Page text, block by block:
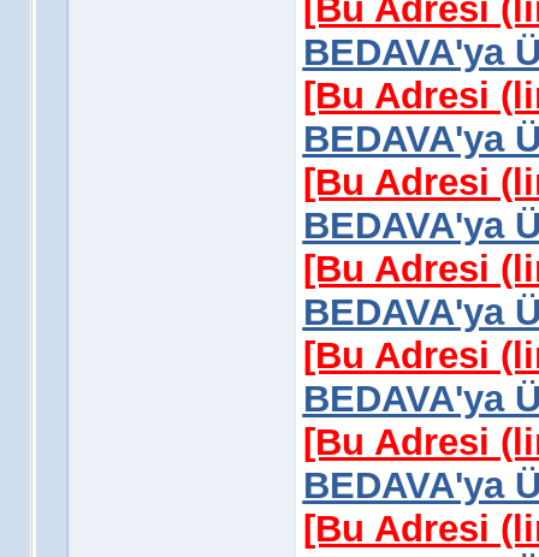
[Bu Adresi
BEDAVA'ya
[Bu Adresi
BEDAVA'ya
[Bu Adresi
BEDAVA'ya
[Bu Adresi
BEDAVA'ya
[Bu Adresi
BEDAVA'ya
[Bu Adresi
BEDAVA'ya
[Bu Adresi